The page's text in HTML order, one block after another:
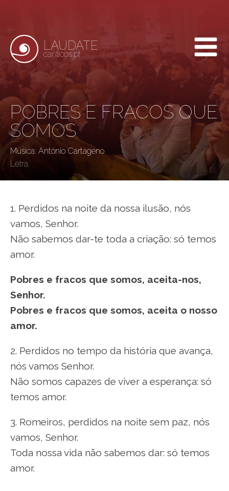
LAUDATE
canticos.pt
POBRES E FRACOS QUE
SOMOS
Música: António Cartageno
Letra:
1. Perdidos na noite da nossa ilusão, nós
vamos, Senhor.
Não sabemos dar-te toda a criação: só temos
amor.
Pobres e fracos que somos, aceita-nos,
Senhor.
Pobres e fracos que somos, aceita o nosso
amor.
2. Perdidos no tempo da história que avança,
nós vamos Senhor.
Não somos capazes de viver a esperança: só
temos amor.
3. Romeiros, perdidos na noite sem paz, nós
vamos, Senhor.
Toda nossa vida não sabemos dar: só temos
amor.